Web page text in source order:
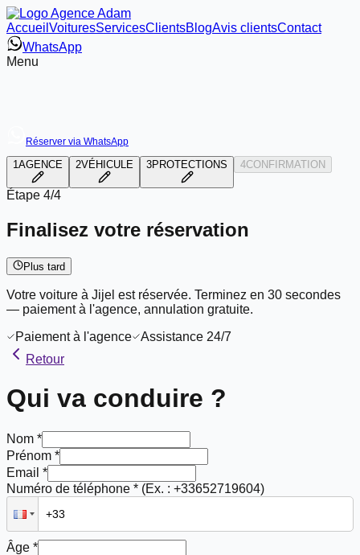
Accueil VoituresServicesClientsBlogAvis clientsContact
WhatsApp
Menu
Réserver via WhatsApp
1AGENCE 2VÉHICULE 3PROTECTIONS 4CONFIRMATION
Étape 4/4
Finalisez votre réservation
Plus tard
Votre voiture à Jijel est réservée. Terminez en 30 secondes
— paiement à l'agence, annulation gratuite.
Paiement à l'agence
Assistance 24/7
Retour
Qui va conduire ?
Nom *
Prénom *
Email *
Numéro de téléphone * (Ex. : +33652719604)
Âge *